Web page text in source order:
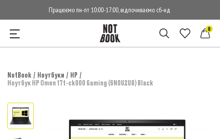
Працюємо пн-пт 10:00-17:00, відпочиваємо сб-нд
0
NotBook Ноутбуки
HP
Ноутбук HP Omen 17t-ck000 Gaming (6N0U2U8) Black